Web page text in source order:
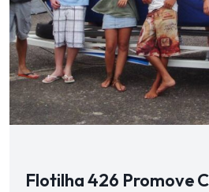
Flotilha 426 Promove